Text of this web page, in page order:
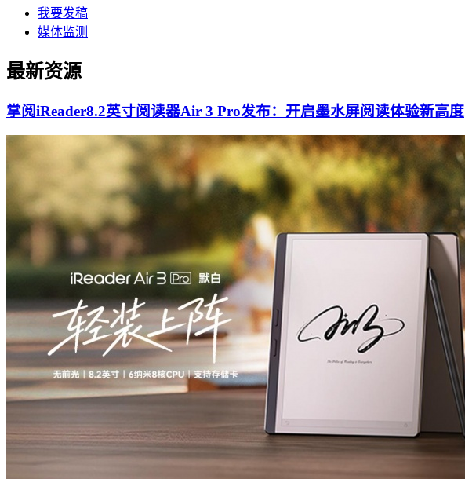
我要发稿
媒体监测
最新资源
掌阅iReader8.2英寸阅读器Air 3 Pro发布：开启墨水屏阅读体验新高度